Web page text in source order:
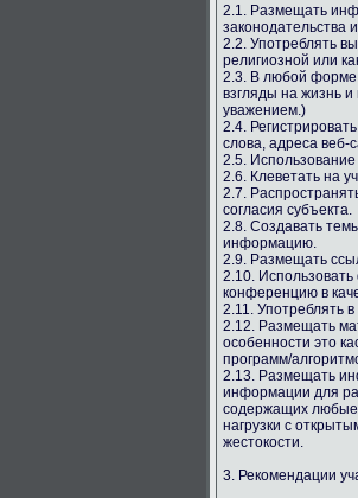
2.1. Размещать
2.2. Употреблять
религиозной или
2.3. В любой форме
взгляды на жизнь
уважением.)
2.4.
слова, адреса веб-
2.5.
2.6. Клеветать на
2.7.
согласия субъекта.
2.8. Создавать
информацию.
2.9. Размещать
2.10. Использовать
конференцию в
2.11. Употреблять
2.12. Размещать
особенности это
программ/
2.13. Размещать
информации для
содержащих любые
нагрузки с
жестокости.
3. Рекомендации